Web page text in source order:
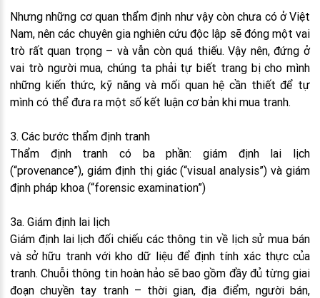
Nhưng những cơ quan thẩm định như vậy còn chưa có ở Việt
Nam, nên các chuyên gia nghiên cứu độc lập sẽ đóng một vai
trò rất quan trọng – và vẫn còn quá thiếu. Vậy nên, đứng ở
vai trò người mua, chúng ta phải tự biết trang bị cho mình
những kiến thức, kỹ năng và mối quan hệ cần thiết để tự
mình có thể đưa ra một số kết luận cơ bản khi mua tranh.
3. Các bước thẩm định tranh
Thẩm định tranh có ba phần: giám định lai lịch
(“provenance”), giám định thị giác (“visual analysis”) và giám
định pháp khoa (“forensic examination”)
3a. Giám định lai lịch
Giám định lai lịch đối chiếu các thông tin về lịch sử mua bán
và sở hữu tranh với kho dữ liệu để định tính xác thực của
tranh. Chuỗi thông tin hoàn hảo sẽ bao gồm đầy đủ từng giai
đoạn chuyền tay tranh – thời gian, địa điểm, người bán,